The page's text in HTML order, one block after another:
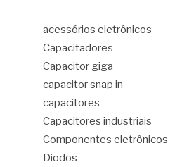
acessórios eletrônicos
Capacitadores
Capacitor giga
capacitor snap in
capacitores
Capacitores industriais
Componentes eletrônicos
Diodos